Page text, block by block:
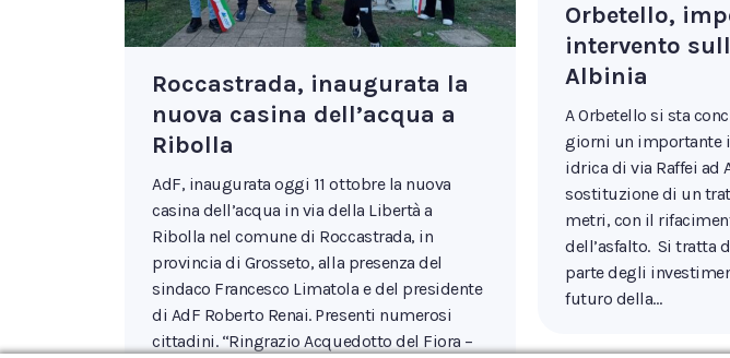
Roccastrada, inaugurata la
nuova casina dell’acqua a
Ribolla
AdF, inaugurata oggi 11 ottobre la nuova
casina dell’acqua in via della Libertà a
Ribolla nel comune di Roccastrada, in
provincia di Grosseto, alla presenza del
sindaco Francesco Limatola e del presidente
di AdF Roberto Renai. Presenti numerosi
cittadini. “Ringrazio Acquedotto del Fiora –
Orbetello,
intervento
Albinia
A Orbetello si sta
giorni un importante
idrica di via Raffei ad
sostituzione di un
metri, con il
dell’asfalto. Si tratta
parte degli
futuro della…